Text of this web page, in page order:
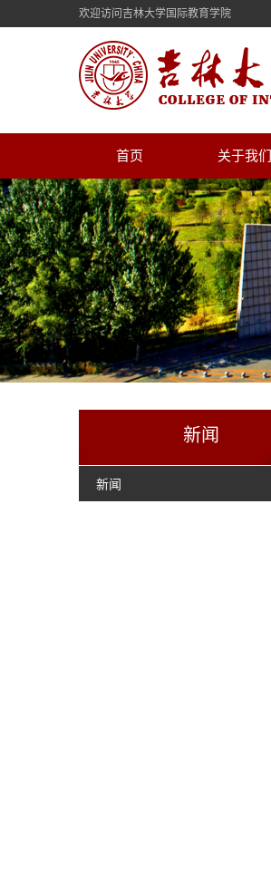
欢迎访问吉林大学国际教育学院
首页 关于我们
新闻
新闻